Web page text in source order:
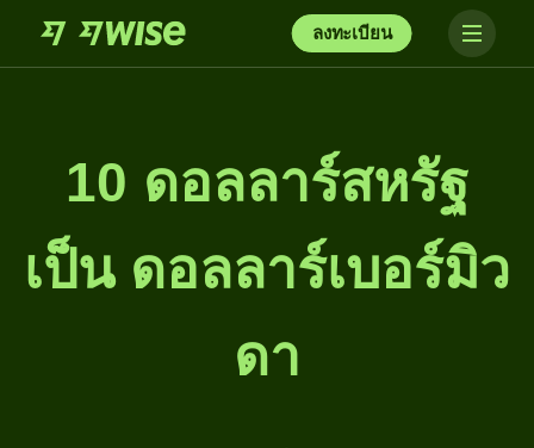
ลงทะเบียน
10 ดอลลาร์สหรัฐ
เป็น ดอลลาร์เบอร์มิว
ดา